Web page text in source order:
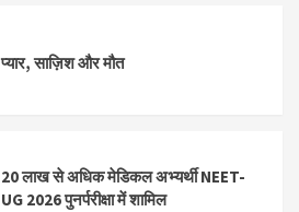
प्यार, साज़िश और मौत
20 लाख से अधिक मेडिकल अभ्यर्थी NEET-
UG 2026 पुनर्परीक्षा में शामिल